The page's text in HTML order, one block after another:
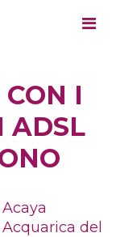
I
ADSL
del